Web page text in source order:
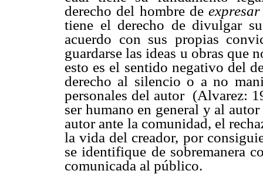
derecho del hombre de 
tiene el derecho de divulgar
acuerdo con sus propias
guardarse las ideas u obras que
esto es el sentido negativo del
derecho al silencio o a no
personales del autor (Alvarez:
ser humano en general y al
autor ante la comunidad, el
la vida del creador, por
se identifique de sobremanera
comunicada al público.